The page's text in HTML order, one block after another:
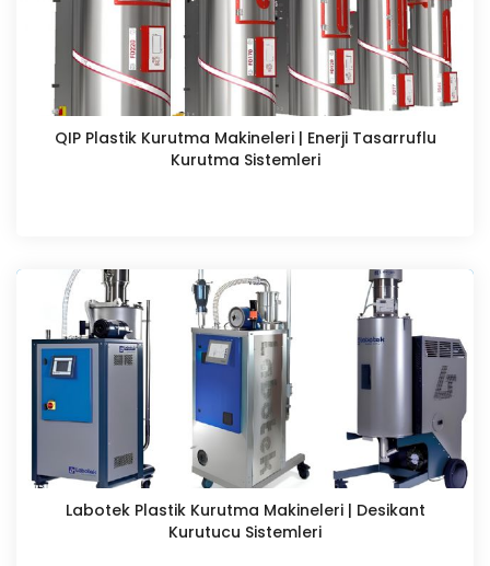
QIP Plastik Kurutma Makineleri | Enerji Tasarruflu
Kurutma Sistemleri
Labotek Plastik Kurutma Makineleri | Desikant
Kurutucu Sistemleri